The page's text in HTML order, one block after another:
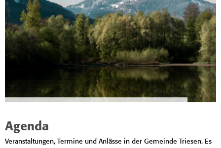
Agenda
Veranstaltungen, Termine und Anlässe in der Gemeinde Triesen. Es